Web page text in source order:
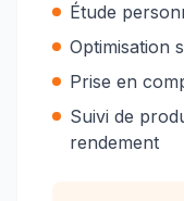
Étude
Optimisation
Prise en
Suivi de
rendement